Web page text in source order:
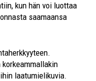
kun hän voi luottaa
saamaansa
laatumielikuvia.